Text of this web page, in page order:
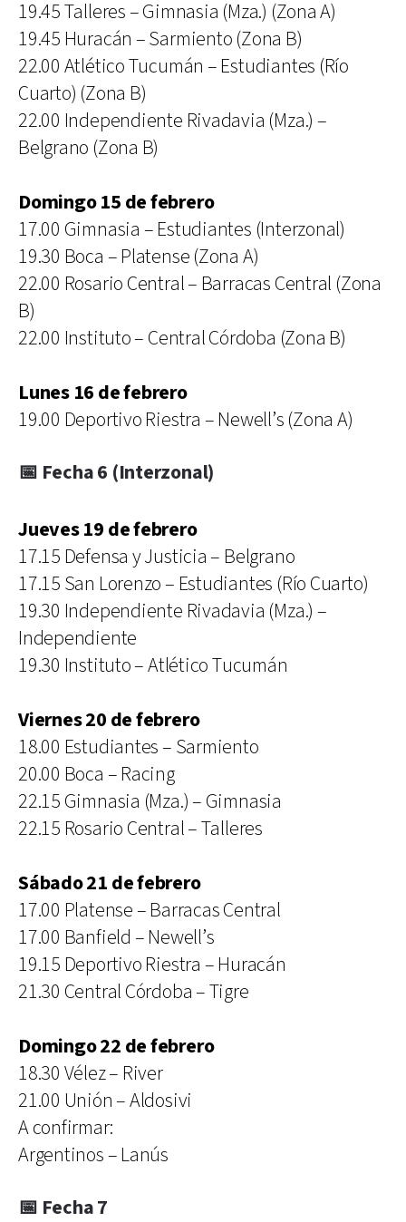
19.45 Talleres – Gimnasia (Mza.) (Zona A)
19.45 Huracán – Sarmiento (Zona B)
22.00 Atlético Tucumán – Estudiantes (Río
Cuarto) (Zona B)
22.00 Independiente Rivadavia (Mza.) –
Belgrano (Zona B)
Domingo 15 de febrero
17.00 Gimnasia – Estudiantes (Interzonal)
19.30 Boca – Platense (Zona A)
22.00 Rosario Central – Barracas Central (Zona
B)
22.00 Instituto – Central Córdoba (Zona B)
Lunes 16 de febrero
19.00 Deportivo Riestra – Newell’s (Zona A)
📅 Fecha 6 (Interzonal)
Jueves 19 de febrero
17.15 Defensa y Justicia – Belgrano
17.15 San Lorenzo – Estudiantes (Río Cuarto)
19.30 Independiente Rivadavia (Mza.) –
Independiente
19.30 Instituto – Atlético Tucumán
Viernes 20 de febrero
18.00 Estudiantes – Sarmiento
20.00 Boca – Racing
22.15 Gimnasia (Mza.) – Gimnasia
22.15 Rosario Central – Talleres
Sábado 21 de febrero
17.00 Platense – Barracas Central
17.00 Banfield – Newell’s
19.15 Deportivo Riestra – Huracán
21.30 Central Córdoba – Tigre
Domingo 22 de febrero
18.30 Vélez – River
21.00 Unión – Aldosivi
A confirmar:
Argentinos – Lanús
📅 Fecha 7